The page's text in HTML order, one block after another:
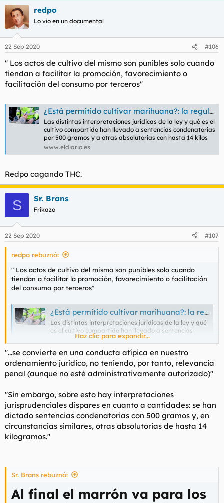
los no visibles, da esa sensación de que es legal plantar
Marihuana "si no se ve" y es para autoconsumo.
Al final el marrón va para los jueces y, bueno, con un poco de
sentido común sacas en claro que si no llamas la atención y te
fumas tus porritos en casa sin meterte con nadie, no va a ir la
no es.
redpo
Lo vio en un documental
22 Sep 2020 #106
" Los actos de cultivo del mismo son punibles solo cuando
tiendan a facilitar la promoción, favorecimiento o
facilitación del consumo por terceros"
¿Está permitido cultivar marihuana?: la regulación del cannabis en España
Las distintas interpretaciones jurídicas de la ley y qué es el
cultivo compartido han llevado a sentencias condenatorias
por 500 gramos y a otras absolutorias con hasta 14 kilos
www.eldiario.es
Redpo cagando THC.
S Sr. Brans
Frikazo
22 Sep 2020 #107
redpo rebuznó:
" Los actos de cultivo del mismo son punibles solo cuando
tiendan a facilitar la promoción, favorecimiento o facilitación
del consumo por terceros"
¿Está permitido cultivar marihuana?: la regulación del cannabis en España
Las distintas interpretaciones jurídicas de la ley y qué
es el cultivo compartido han llevado a sentencias
condenatorias por 500 gramos y a otras absolutorias
www.eldiario.es
Redpo cagando THC.
Haz clic para expandir...
"...se convierte en una conducta atípica en nuestro
ordenamiento jurídico, no teniendo, por tanto, relevancia
penal (aunque no esté administrativamente autorizado)"
"Sin embargo, sobre esto hay interpretaciones
jurisprudenciales dispares en cuanto a cantidades: se han
dictado sentencias condenatorias con 500 gramos y, en
circunstancias similares, otras absolutorias de hasta 14
kilogramos."
Sr. Brans rebuznó:
Al final el marrón va para los